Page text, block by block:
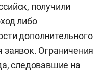
получили
либо
дополнительного
Ограничения
следовавшие на